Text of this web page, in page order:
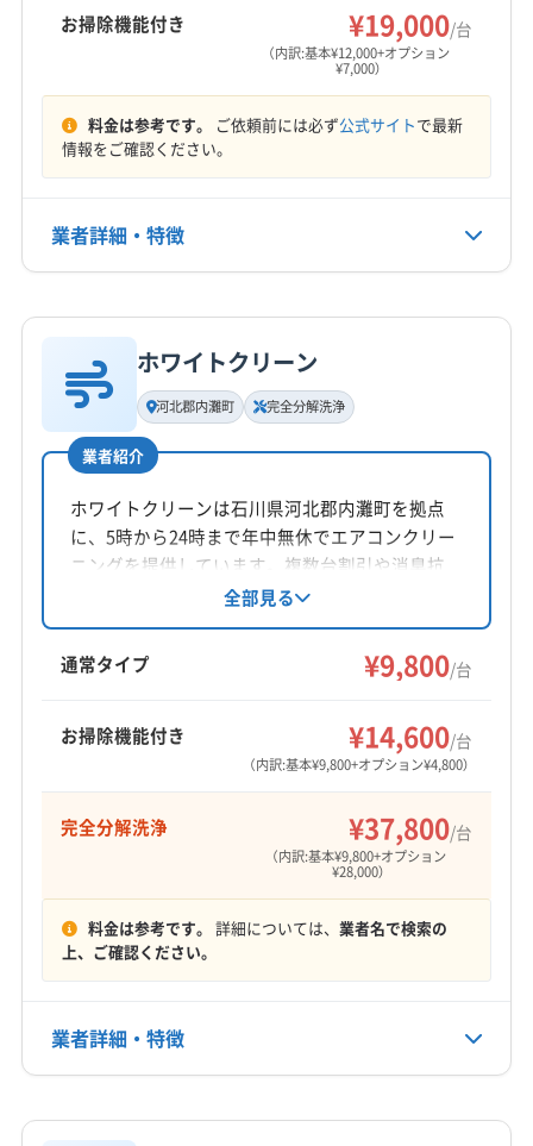
(富山県) 小矢部市
定休日
不定休
0767-74-1689
お掃除機能付き ¥19,000/台
（内訳:基本¥12,000+オプション
¥7,000）
料金は参考です。 ご依頼前には必ず公式サイトで最新
情報をご確認ください。
業者詳細・特徴
基本情報
代表者名
土山裕史
所在地
富山県高岡市福岡町赤丸798-35
対応地域
かほく市 羽咋市
小松市
能美市 白山市 野々市市
羽咋郡志賀町
河北郡津幡町
鹿島郡中能登町
(富山県) 下新川郡入善町
(富山県) 魚津市
(富山県) 黒部市
(富山県) 射水市
(富山県) 中新川郡上市町
(富山県) 中新川郡立山町
(富山県) 南砺市
(富山県) 氷見市
(岐阜県) 飛騨市
定休日
電話番号
0766-73-2113
公式サイトを見る
ホワイトクリーン
河北郡内灘町 完全分解洗浄
業者紹介
ホワイトクリーンは石川県河北郡内灘町を拠点
に、5時から24時まで年中無休でエアコンクリー
ニングを提供しています。複数台割引や消臭抗
菌コートなどのオプションも充実。経験豊富な
スタッフが丁寧な作業を心掛けています。アレ
ルギー対策やペットを飼っている方にもおすす
めです。
全部見る
通常タイプ ¥9,800/台
お掃除機能付き ¥14,600/台
（内訳:基本¥9,800+オプション¥4,800）
完全分解洗浄 ¥37,800/台
（内訳:基本¥9,800+オプション
¥28,000）
料金は参考です。 詳細については、 業者名で検索の
上、ご確認ください。
業者詳細・特徴